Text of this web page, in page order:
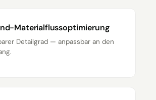
Materialfluss­optimierung
Detailgrad — anpassbar an den